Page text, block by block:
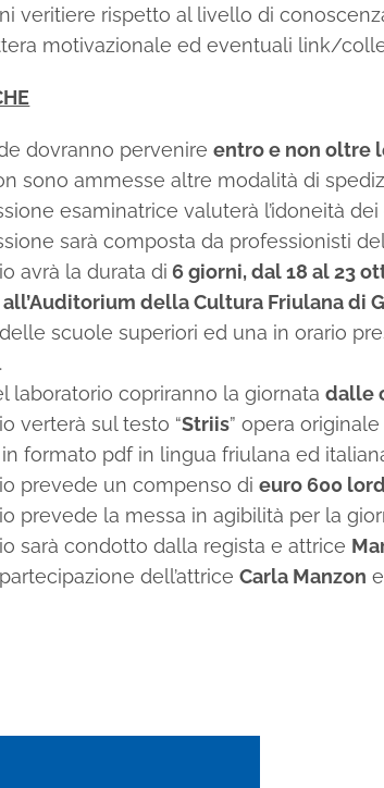
veritiere rispetto al livello di
motivazionale ed eventuali link/
dovranno pervenireentro e non oltre
sono ammesse altre modalità di
esaminatrice valuterà l’idoneità
sarà composta da professionisti
avrà la durata di 6 giorni, dal 18 al 23
della Cultura Friulana di
scuole superiori ed una in orario
laboratorio copriranno la giornatadalle
verterà sul testo “Striis” opera
formato pdf in lingua friulana ed
prevede un compenso dieuro 600
prevede la messa in agibilità per la
sarà condotto dalla regista e attrice
dell’attriceCarla Manzon